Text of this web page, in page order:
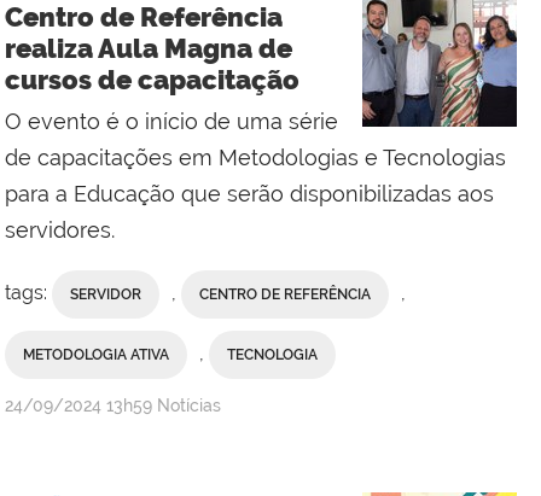
Centro de Referência
realiza Aula Magna de
cursos de capacitação
O evento é o início de uma série
de capacitações em Metodologias e Tecnologias
para a Educação que serão disponibilizadas aos
servidores.
tags: SERVIDOR , CENTRO DE REFERÊNCIA ,
METODOLOGIA ATIVA , TECNOLOGIA
por
publicado
24/09/2024 13h59 Notícias